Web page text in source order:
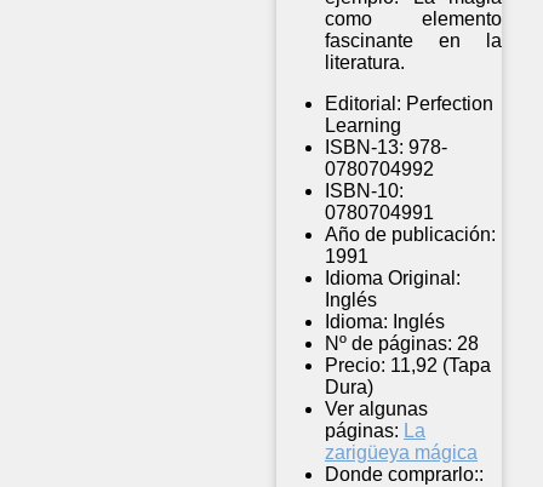
como elemento
fascinante en la
literatura.
Editorial: Perfection
Learning
ISBN-13: 978-
0780704992
ISBN-10:
0780704991
Año de publicación:
1991
Idioma Original:
Inglés
Idioma: Inglés
Nº de páginas: 28
Precio: 11,92 (Tapa
Dura)
Ver algunas
páginas: La
zarigüeya mágica
Donde comprarlo::